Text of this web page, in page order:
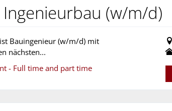
(w/m/d)
Bauingenieur (w/m/d) mit
nächsten...
- Full time and part time